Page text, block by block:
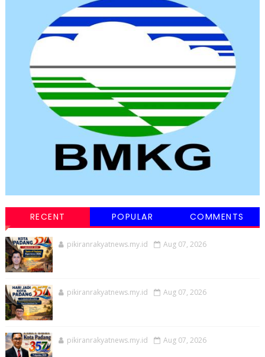
RECENT POPULAR COMMENTS
pikiranrakyatnews.my.id Aug 07, 2026
pikiranrakyatnews.my.id Aug 07, 2026
pikiranrakyatnews.my.id Aug 07, 2026